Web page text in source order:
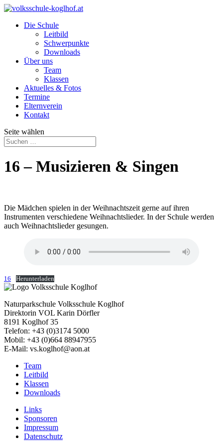
Die Schule
Leitbild
Schwerpunkte
Downloads
Über uns
Team
Klassen
Aktuelles & Fotos
Termine
Elternverein
Kontakt
Seite wählen
16 – Musizieren & Singen
Die Mädchen spielen in der Weihnachtszeit gerne auf ihren
Instrumenten verschiedene Weihnachtslieder. In der Schule werden
auch Weihnachtslieder gesungen.
16 Herunterladen
Naturparkschule Volksschule Koglhof
Direktorin VOL Karin Dörfler
8191 Koglhof 35
Telefon: +43 (0)3174 5000
Mobil: +43 (0)664 88947955
E-Mail: vs.koglhof@aon.at
Team
Leitbild
Klassen
Downloads
Links
Sponsoren
Impressum
Datenschutz